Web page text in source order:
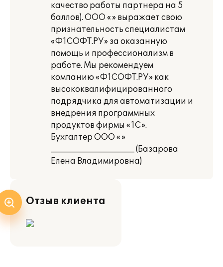
качество работы партнера на 5
баллов). ООО «» выражает свою
признательность специалистам
«Ф1СОФТ.РУ» за оказанную
помощь и профессионализм в
работе. Мы рекомендуем
компанию «Ф1СОФТ.РУ» как
высококвалифицированного
подрядчика для автоматизации и
внедрения программных
продуктов фирмы «1С».
Бухгалтер ООО «»
_____________________ (Базарова
Елена Владимировна)
Отзыв клиента